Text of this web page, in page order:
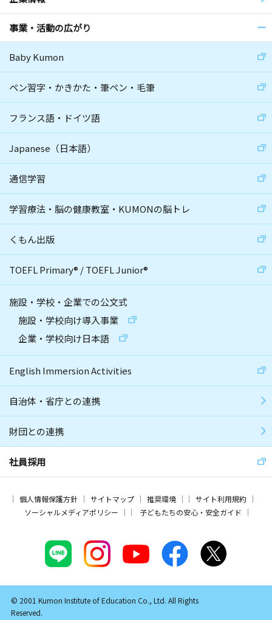
事業・活動の広がり
Baby Kumon
ペン習字・かきかた・筆ペン・毛筆
フランス語・ドイツ語
Japanese（日本語）
通信学習
学習療法・脳の健康教室・KUMONの脳トレ
くもん出版
TOEFL Primary® /TOEFL Junior®
施設・学校・企業での公文式
施設・学校向け導入事業
企業・学校向け日本語
English Immersion Activities
自治体・省庁との連携
財団との連携
社員採用
個人情報保護方針 サイトマップ 推奨環境
サイト利用規約
ソーシャルメディアポリシー
子どもたちの安心・安全ガイド
© 2001 Kumon Institute of Education Co., Ltd. All Rights
Reserved.